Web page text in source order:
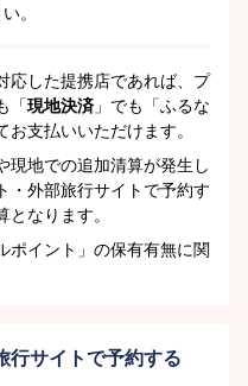
。
応した提携店であれば、プ
「現地決済 」でも「ふるな
支払いいただけます。
現地での追加清算が発生し
・外部旅行サイトで予約す
なります。
ポイント」の保有有無に関
行サイトで予約する